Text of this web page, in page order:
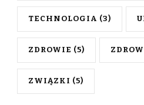
TECHNOLOGIA (3)
ZDROWIE (5)
ZWIĄZKI (5)